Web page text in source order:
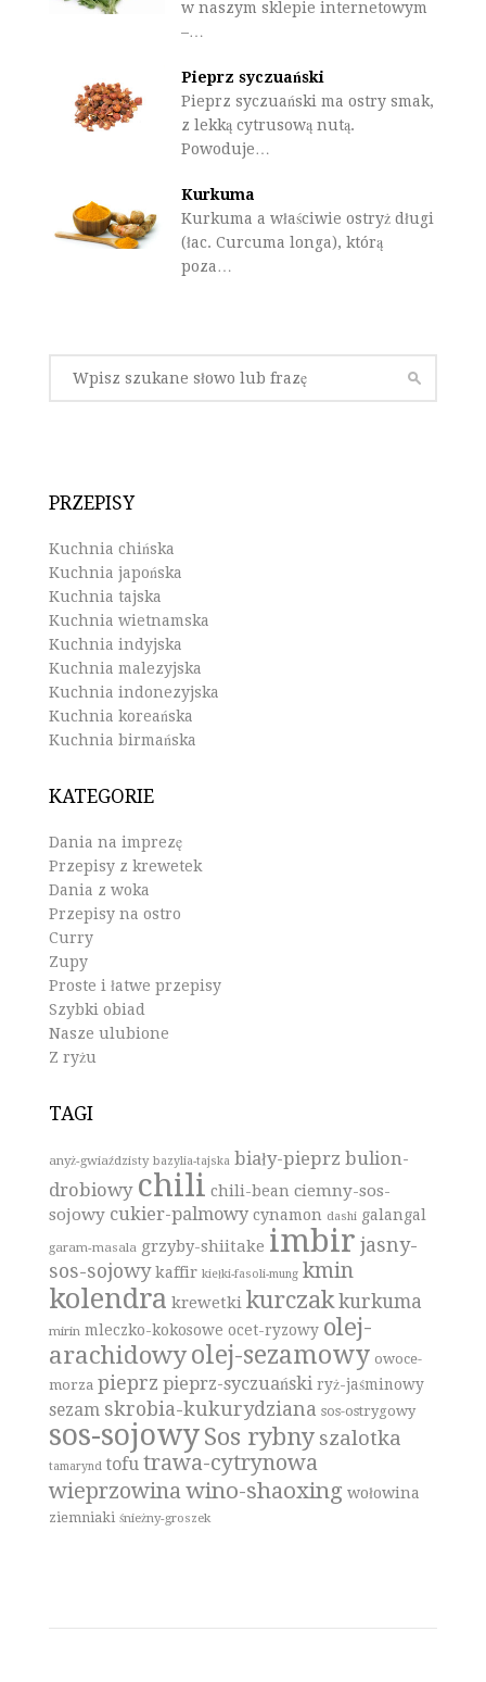
w naszym sklepie internetowym
–…
Pieprz syczuański
Pieprz syczuański ma ostry smak,
z lekką cytrusową nutą.
Powoduje…
Kurkuma
Kurkuma a właściwie ostryż długi
(łac. Curcuma longa), którą
poza…
PRZEPISY
Kuchnia chińska
Kuchnia japońska
Kuchnia tajska
Kuchnia wietnamska
Kuchnia indyjska
Kuchnia malezyjska
Kuchnia indonezyjska
Kuchnia koreańska
Kuchnia birmańska
KATEGORIE
Dania na imprezę
Przepisy z krewetek
Dania z woka
Przepisy na ostro
Curry
Zupy
Proste i łatwe przepisy
Szybki obiad
Nasze ulubione
Z ryżu
TAGI
anyż-gwiaździsty bazylia-tajska biały-pieprz bulion-
drobiowy chili chili-bean ciemny-sos-
sojowy cukier-palmowy cynamon dashi galangal
garam-masala grzyby-shiitake imbir jasny-
sos-sojowy kaffir kiełki-fasoli-mung kmin
kolendra krewetki kurczak kurkuma
mirin mleczko-kokosowe ocet-ryzowy olej-
arachidowy olej-sezamowy owoce-
morza pieprz pieprz-syczuański ryż-jaśminowy
sezam skrobia-kukurydziana sos-ostrygowy
sos-sojowy Sos rybny szalotka
tamarynd tofu trawa-cytrynowa
wieprzowinawino-shaoxing wołowina
ziemniaki śnieżny-groszek